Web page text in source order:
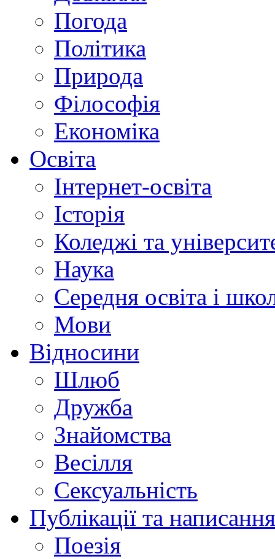
Погода
Політика
Природа
Філософія
Економіка
Освіта
Інтернет-освіта
Історія
Коледжі та
Наука
Середня освіта і
Мови
Відносини
Шлюб
Дружба
Знайомства
Весілля
Сексуальність
Публікації та
Поезія